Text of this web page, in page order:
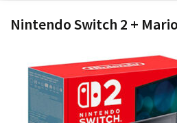
Nintendo Switch 2 +